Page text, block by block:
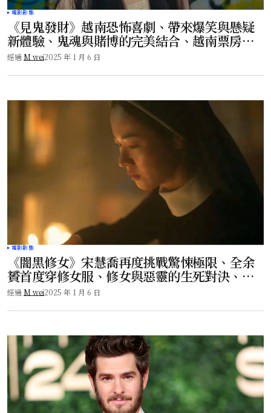
電影影集
《見鬼發財》越南恐怖喜劇、帶來爆笑與懸疑
新體驗、鬼魂與賭博的完美結合、越南票房冠
軍！
經過 M wei2025 年 1 月 6 日
電影影集
《闇黑修女》宋慧喬再度挑戰驚悚極限、全余
贇首度穿修女服、修女與惡靈的生死對決、影
迷必看！
經過 M wei2025 年 1 月 6 日